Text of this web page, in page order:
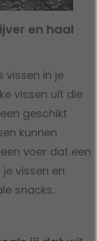
en haal
vissen in je
vissen uit die
geschikt
kunnen
voer dat een
vissen en
snacks.